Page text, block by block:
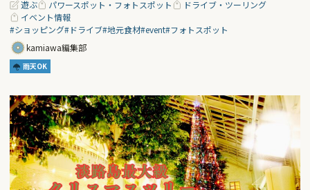
遊ぶ
パワースポット・フォトスポット
ドライブ・ツーリング
イベント情報
#ショッピング#ドライブ#地元食材#event#フォトスポット
kamiawa編集部
雨天OK